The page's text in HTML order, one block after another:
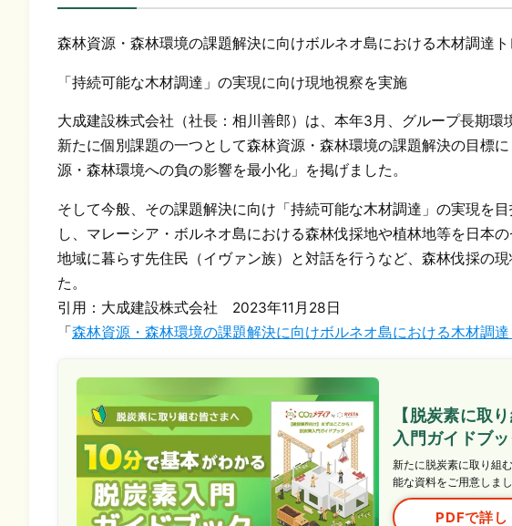
森林資源・森林環境の課題解決に向けボルネオ島における木材調達
「持続可能な木材調達」の実現に向け現地視察を実施
大成建設株式会社（社長：相川善郎）は、本年3月、グループ長期
新たに個別課題の一つとして森林資源・森林環境の課題解決の目標
源・森林環境への負の影響を最小化」を掲げました。
そして今般、その課題解決に向け「持続可能な木材調達」の実現を
し、マレーシア・ボルネオ島における森林伐採地や植林地等を日本
地域に暮らす先住民（イヴァン族）と対話を行うなど、森林伐採の
た。
引用：大成建設株式会社 2023年11月28日
「森林資源・森林環境の課題解決に向けボルネオ島における木材調
【脱炭素に取
入門ガイドブッ
新たに脱炭素に取り組
能な資料をご用意しま
PDFで詳し